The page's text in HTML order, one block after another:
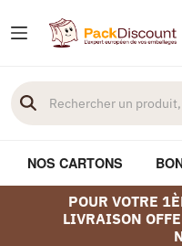
NOS CARTONS
POUR VOTRE
LIVRAISON